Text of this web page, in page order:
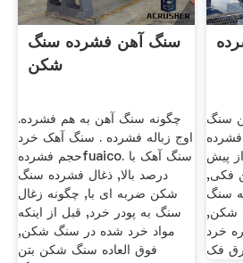
سنگ آهن فشرده سنگ
شکن
چگونه سنگ آهن به هم فشرده.
اوج زباله فشرده . سنگ آهک خرد
حجم فشردهfuaico. سنگ آهک با
درصد بالا, ذغال فشرده سنگ
شکن ضربه ای با, چگونه زغال
سنگ به پودر خرد, قبل از اينکه
مواد خرد شده در سنگ شکن,
فوق العاده سنگ شکن بتن
سنگ
فشرده
پیش
فکی,
سنگ
شکن,
خرد
فک